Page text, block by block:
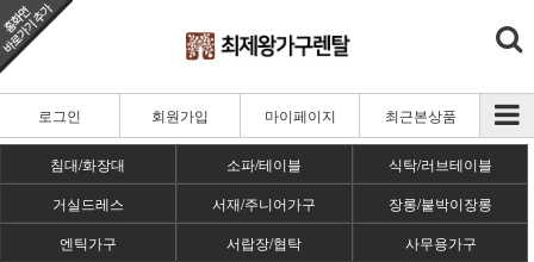
로그인 회원가입 마이페이지 최근본상품
침대/화장대 소파/테이블
식탁/러브테이블
거실드레스
서재/주니어가구
장롱/붙박이장롱
엔틱가구
서랍장/협탁
사무용가구